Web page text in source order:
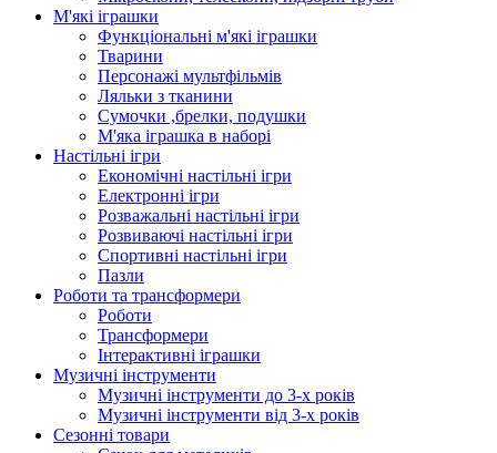
М'які іграшки
Функціональні м'які іграшки
Тварини
Персонажі мультфільмів
Ляльки з тканини
Сумочки ,брелки, подушки
М'яка іграшка в наборі
Настільні ігри
Економічні настільні ігри
Електронні ігри
Розважальні настільні ігри
Розвиваючі настільні ігри
Спортивні настільні ігри
Пазли
Роботи та трансформери
Роботи
Трансформери
Інтерактивні іграшки
Музичні інструменти
Музичні інструменти до 3-х років
Музичні інструменти від 3-х років
Сезонні товари